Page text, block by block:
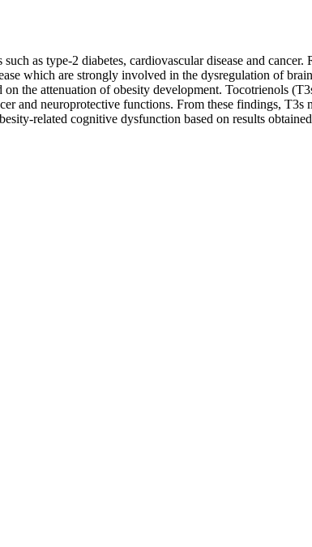
as type-2 diabetes, cardiovascular disease and
which are strongly involved in the dysregulation of
the attenuation of obesity development. Tocotrienols
and neuroprotective functions. From these findings, T3s
related cognitive dysfunction based on results